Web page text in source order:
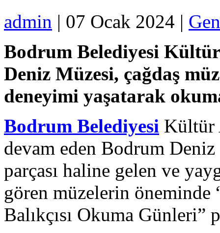
admin | 07 Ocak 2024 |
Bodrum Belediyesi
Deniz Müzesi, çağdaş
deneyimi yaşatarak
Bodrum Belediyesi Kültür
devam eden Bodrum
parçası haline gelen ve
gören müzelerin
Balıkçısı Okuma Günleri”